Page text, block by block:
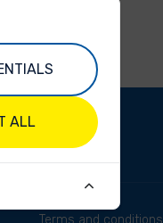
Terms and conditions
ALL